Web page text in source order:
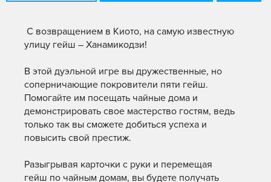
С возвращением в Киото, на самую известную
улицу гейш – Ханамикодзи!
В этой дуэльной игре вы дружественные, но
соперничающие покровители пяти гейш.
Помогайте им посещать чайные дома и
демонстрировать свое мастерство гостям, ведь
только так вы сможете добиться успеха и
повысить свой престиж.
Разыгрывая карточки с руки и перемещая
гейш по чайным домам, вы будете получать